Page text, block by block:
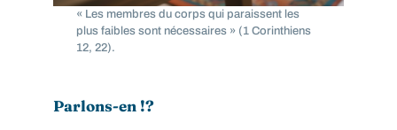
« Les membres du corps qui paraissent les
plus faibles sont nécessaires » (1 Corinthiens
12, 22).
Parlons-en !?